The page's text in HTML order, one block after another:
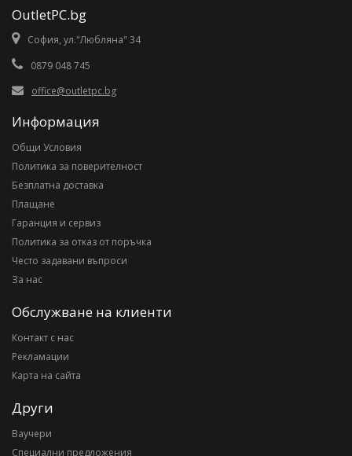
OutletPC.bg
София, ул."Любляна" 34
0879 048 745
office@outletpc.bg
Информация
Общи Условия
Политика за поверителност
Безплатна доставка
Плащане
Гаранция и сервиз
Политика за отказ от поръчка
Често задавани въпроси
За нас
Обслужване на клиенти
Контакт с нас
Рекламации
Карта на сайта
Други
Ваучери
Специални предложения